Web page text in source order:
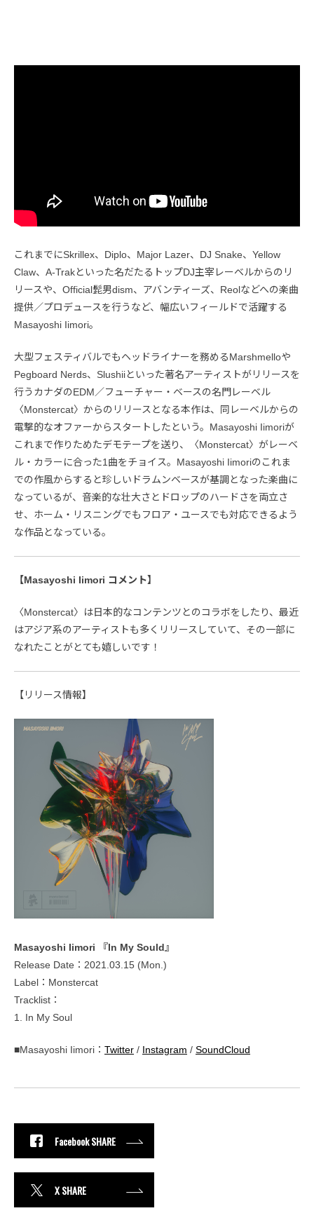
これまでにSkrillex、Diplo、Major Lazer、DJ Snake、Yellow
Claw、A-Trakといった名だたるトップDJ主宰レーベルからのリ
リースや、Official髭男dism、アバンティーズ、Reolなどへの楽曲
提供／プロデュースを行うなど、幅広いフィールドで活躍する
Masayoshi Iimori。
大型フェスティバルでもヘッドライナーを務めるMarshmelloや
Pegboard Nerds、Slushiiといった著名アーティストがリリースを
行うカナダのEDM／フューチャー・ベースの名門レーベル
〈Monstercat〉からのリリースとなる本作は、同レーベルからの
電撃的なオファーからスタートしたという。Masayoshi Iimoriが
これまで作りためたデモテープを送り、〈Monstercat〉がレーベ
ル・カラーに合った1曲をチョイス。Masayoshi Iimoriのこれま
での作風からすると珍しいドラムンベースが基調となった楽曲に
なっているが、音楽的な壮大さとドロップのハードさを両立さ
せ、ホーム・リスニングでもフロア・ユースでも対応できるよう
な作品となっている。
【Masayoshi Iimori コメント】
〈Monstercat〉は日本的なコンテンツとのコラボをしたり、最近
はアジア系のアーティストも多くリリースしていて、その一部に
なれたことがとても嬉しいです！
【リリース情報】
Masayoshi Iimori 『In My Sould』
Release Date：2021.03.15 (Mon.)
Label：Monstercat
Tracklist：
1. In My Soul
■Masayoshi Iimori： Twitter / Instagram / SoundCloud
Facebook SHARE
X SHARE